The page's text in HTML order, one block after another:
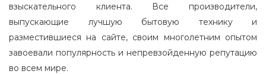
взыскательного клиента. Все производители,
выпускающие лучшую бытовую технику и
разместившиеся на сайте, своим многолетним опытом
завоевали популярность и непревзойденную репутацию
во всем мире.